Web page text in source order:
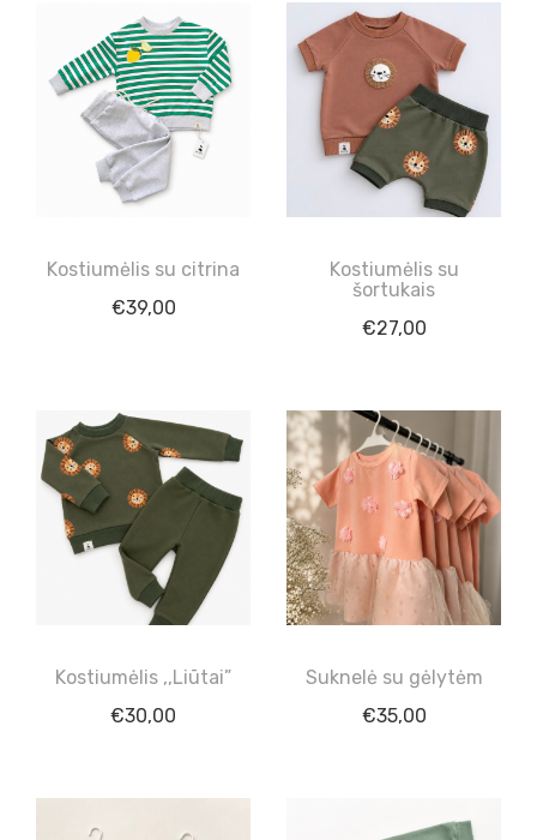
Kostiumėlis su citrina
€39,00
Kostiumėlis su
šortukais
€27,00
Kostiumėlis ,,Liūtai”
€30,00
Suknelė su gėlytėm
€35,00